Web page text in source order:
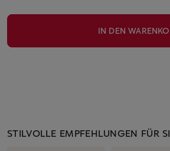
IN DEN
STILVOLLE EMPFEHLUNGEN FÜR